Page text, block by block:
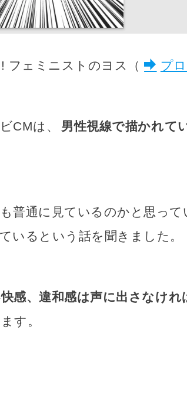
フェミニストのヨス（ プ
CMは、 男性視線で描かれて
普通に見ているのかと思っ
いるという話を聞きました。
感、違和感は声に出さなけれ
す。